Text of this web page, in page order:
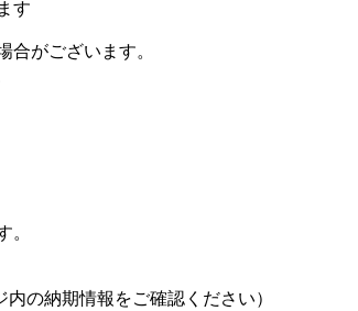
す
がございます。
。
の納期情報をご確認ください）